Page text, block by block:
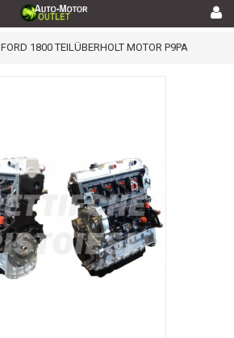
FORD 1800 TEILÜBERHOLT MOTOR P9PA